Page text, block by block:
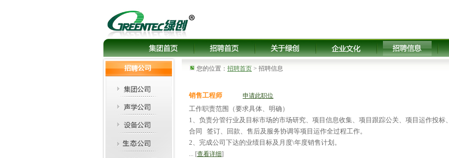
您的位置： 招聘首页 > 招聘信息
销售工程师 申请此职位
工作职责范围（要求具体、明确）
1、负责分管行业及目标市场的市场研究、项目信息收集、项目跟踪公关、项目运作投标、
合同 签订、回款、售后及服务协调等项目运作全过程工作。
2、完成公司下达的业绩目标及月度\年度销售计划。
... [查看详细]